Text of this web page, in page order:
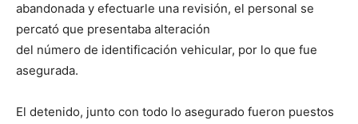
abandonada y efectuarle una revisión, el personal se
percató que presentaba alteración
del número de identificación vehicular, por lo que fue
asegurada.
El detenido, junto con todo lo asegurado fueron puestos